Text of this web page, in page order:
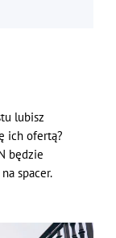
lubisz
ich ofertą?
będzie
spacer.